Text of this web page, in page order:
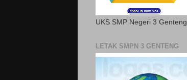
UKS SMP Negeri 3 Genteng
LETAK SMPN 3 GENTENG